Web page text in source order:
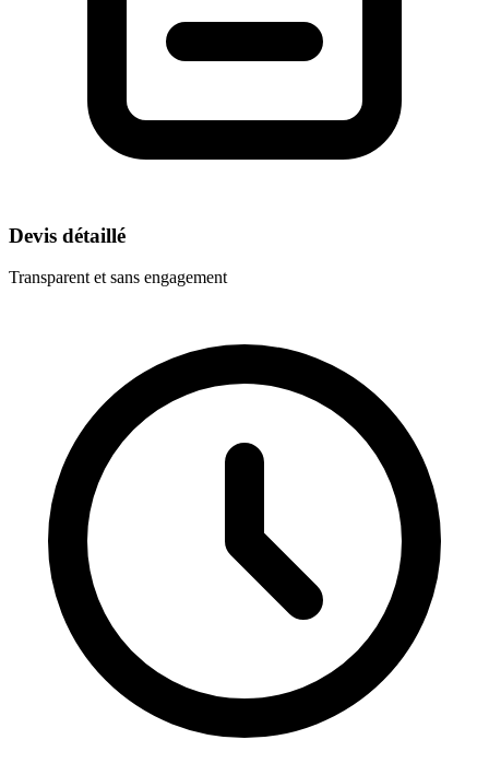
Devis détaillé
Transparent et sans engagement